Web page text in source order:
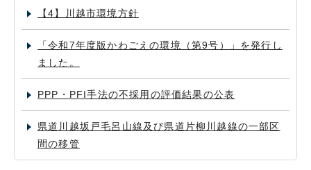
【4】川越市環境方針
「令和7年度版かわごえの環境（第9号）」を発行し
ました。
PPP・PFI手法の不採用の評価結果の公表
県道川越坂戸毛呂山線及び県道片柳川越線の一部区
間の移管